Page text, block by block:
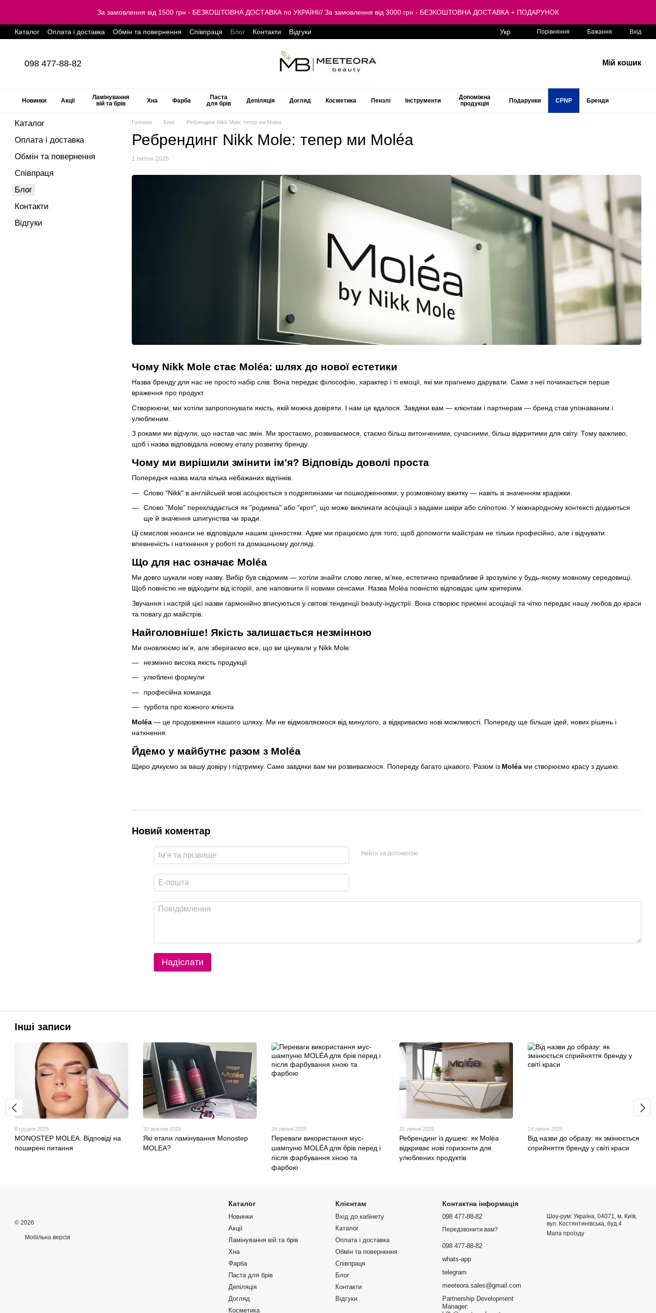
За замовлення від 1500 грн - БЕЗКОШТОВНА ДОСТАВКА по УКРАЇНІ// За замовлення від 3000 грн - БЕЗКОШТОВНА ДОСТАВКА + ПОДАРУНОК
Каталог Оплата і доставка Обмін та повернення Співпраця Блог Контакти Відгуки Укр Порівняння Бажання Вхід
098 477-88-82 Мій кошик
Новинки Акції
Ламінування
вій та брів
Хна Фарба
Паста
для брів
Депіляція Догляд Косметика Пензлі Інструменти
Допоміжна
продукція
Подарунки CPNP Бренди
Головна Блог Ребрендинг Nikk Mole: тепер ми Moléa
Ребрендинг Nikk Mole: тепер ми Moléa
1 липня 2025
Чому Nikk Mole стає Moléa: шлях до нової естетики
Назва бренду для нас не просто набір слів. Вона передає філософію, характер і ті емоції, які ми прагнемо дарувати. Саме з неї починається перше
враження про продукт.
Створюючи, ми хотіли запропонувати якість, якій можна довіряти. І нам це вдалося. Завдяки вам — клієнтам і партнерам — бренд став упізнаваним і
улюбленим.
З роками ми відчули, що настав час змін. Ми зростаємо, розвиваємося, стаємо більш витонченими, сучасними, більш відкритими для світу. Тому важливо,
щоб і назва відповідала новому етапу розвитку бренду.
Чому ми вирішили змінити ім'я? Відповідь доволі проста
Попередня назва мала кілька небажаних відтінків.
Слово "Nikk" в англійській мові асоціюється з подряпинами чи пошкодженнями, у розмовному вжитку — навіть зі значенням крадіжки.
Слово "Mole" перекладається як "родимка" або "крот", що може викликати асоціації з вадами шкіри або сліпотою. У міжнародному контексті додаються
ще й значення шпигунства чи зради.
Ці смислові нюанси не відповідали нашим цінностям. Адже ми працюємо для того, щоб допомогти майстрам не тільки професійно, але і відчувати
впевненість і натхнення у роботі та домашньому догляді.
Що для нас означає Moléa
Ми довго шукали нову назву. Вибір був свідомим — хотіли знайти слово легке, м’яке, естетично привабливе й зрозуміле у будь-якому мовному середовищі.
Щоб повністю не відходити від історіії, але наповнити її новими сенсами. Назва Moléa повністю відповідає цим критеріям.
Звучання і настрій цієї назви гармонійно вписуються у світові тенденції beauty-індустрії. Вона створює приємні асоціації та чітко передає нашу любов до краси
та повагу до майстрів.
Найголовніше! Якість залишається незмінною
Ми оновлюємо ім'я, але зберігаємо все, що ви цінували у Nikk Mole:
незмінно висока якість продукції
улюблені формули
професійна команда
турбота про кожного клієнта
Moléa — це продовження нашого шляху. Ми не відмовляємося від минулого, а відкриваємо нові можливості. Попереду ще більше ідей, нових рішень і
натхнення.
Йдемо у майбутнє разом з Moléa
Щиро дякуємо за вашу довіру і підтримку. Саме завдяки вам ми розвиваємося. Попереду багато цікавого. Разом із Moléa ми створюємо красу з душею.
Новий коментар
Увійти за допомогою
Надіслати
Каталог
Оплата і доставка
Обмін та повернення
Співпраця
Блог
Контакти
Відгуки
Інші записи
8 грудня 2025
MONOSTEP MOLEA. Відповіді на
поширені питання
30 жовтня 2025
Які етапи ламінування Monostep
MOLEA?
24 липня 2025
Переваги використання мус-
шампуню MOLÉA для брів перед і
після фарбування хною та
фарбою
21 липня 2025
Ребрендинг із душею: як Moléa
відкриває нові горизонти для
улюблених продуктів
14 липня 2025
Від назви до образу: як змінюється
сприйняття бренду у світі краси
© 2026
Мобільна версія
Каталог
Новинки
Акції
Ламінування вій та брів
Хна
Фарба
Паста для брів
Депіляція
Догляд
Косметика
Клієнтам
Вхід до кабінету
Каталог
Оплата і доставка
Обмін та повернення
Співпраця
Блог
Контакти
Відгуки
Контактна інформація
098 477-88-82
Передзвонити вам?
098 477-88-82
whats-app
telegram
meeteora.sales@gmail.com
Partnership Development
Manager:
Шоу-рум: Україна, 04071, м. Київ,
вул. Костянтинівська, буд.4
Мапа проїзду